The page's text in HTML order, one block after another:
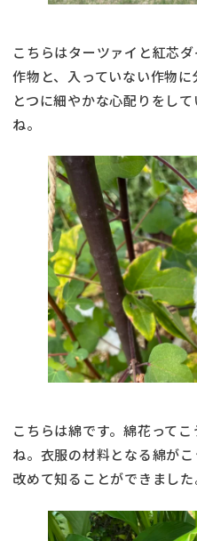
こちらはターツァイと紅芯
作物と、入っていない作物
とつに細やかな心配りをし
ね。
こちらは綿です。綿花って
ね。衣服の材料となる綿が
改めて知ることができました